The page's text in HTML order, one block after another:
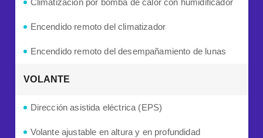
Climatización por bomba de calor con humidificador
Encendido remoto del climatizador
Encendido remoto del desempañamiento de lunas
VOLANTE
Dirección asistida eléctrica (EPS)
Volante ajustable en altura y en profundidad